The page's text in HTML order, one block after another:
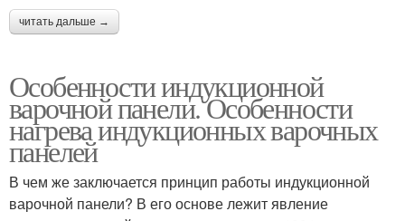
читать дальше →
Особенности индукционной
варочной панели. Особенности
нагрева индукционных варочных
панелей
В чем же заключается принцип работы индукционной
варочной панели? В его основе лежит явление